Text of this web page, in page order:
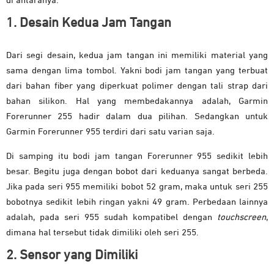
1. Desain Kedua Jam Tangan
Dari segi desain, kedua jam tangan ini memiliki material yang
sama dengan lima tombol. Yakni bodi jam tangan yang terbuat
dari bahan fiber yang diperkuat polimer dengan tali strap dari
bahan silikon. Hal yang membedakannya adalah, Garmin
Forerunner 255 hadir dalam dua pilihan. Sedangkan untuk
Garmin Forerunner 955 terdiri dari satu varian saja.
Di samping itu bodi jam tangan Forerunner 955 sedikit lebih
besar. Begitu juga dengan bobot dari keduanya sangat berbeda.
Jika pada seri 955 memiliki bobot 52 gram, maka untuk seri 255
bobotnya sedikit lebih ringan yakni 49 gram. Perbedaan lainnya
adalah, pada seri 955 sudah kompatibel dengan touchscreen,
dimana hal tersebut tidak dimiliki oleh seri 255.
2. Sensor yang Dimiliki